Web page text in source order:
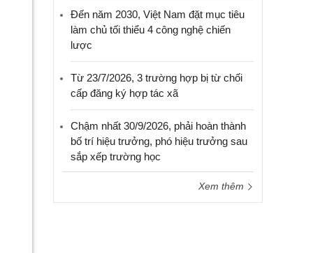
Đến năm 2030, Việt Nam đặt mục tiêu
làm chủ tối thiểu 4 công nghệ chiến
lược
Từ 23/7/2026, 3 trường hợp bị từ chối
cấp đăng ký hợp tác xã
Chậm nhất 30/9/2026, phải hoàn thành
bố trí hiệu trưởng, phó hiệu trưởng sau
sắp xếp trường học
Xem thêm